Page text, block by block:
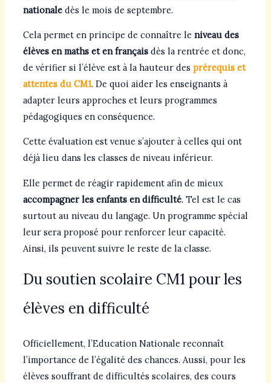
nationaledès le mois de septembre.
Cela permet en principe de connaître le niveau des
élèves en maths et en françaisdès la rentrée et donc,
de vérifier si l’élève est à la hauteur des prérequis et
attentes du CM1. De quoi aider les enseignants à
adapter leurs approches et leurs programmes
pédagogiques en conséquence.
Cette évaluation est venue s’ajouter à celles qui ont
déjà lieu dans les classes de niveau inférieur.
Elle permet de réagir rapidement afin de mieux
accompagner les enfants en difficulté. Tel est le cas
surtout au niveau du langage. Un programme spécial
leur sera proposé pour renforcer leur capacité.
Ainsi, ils peuvent suivre le reste de la classe.
Du soutien scolaire CM1 pour les
élèves en difficulté
Officiellement, l’Education Nationale reconnaît
l’importance de l’égalité des chances. Aussi, pour les
élèves souffrant de difficultés scolaires, des cours